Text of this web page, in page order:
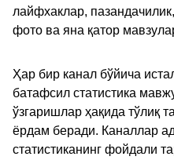
лайфхаклар,
фото ва яна қатор
Ҳар бир канал бўйича
батафсил статистика
ўзгаришлар ҳақида тўлиқ
ёрдам беради. Каналлар
статистиканинг фойдали